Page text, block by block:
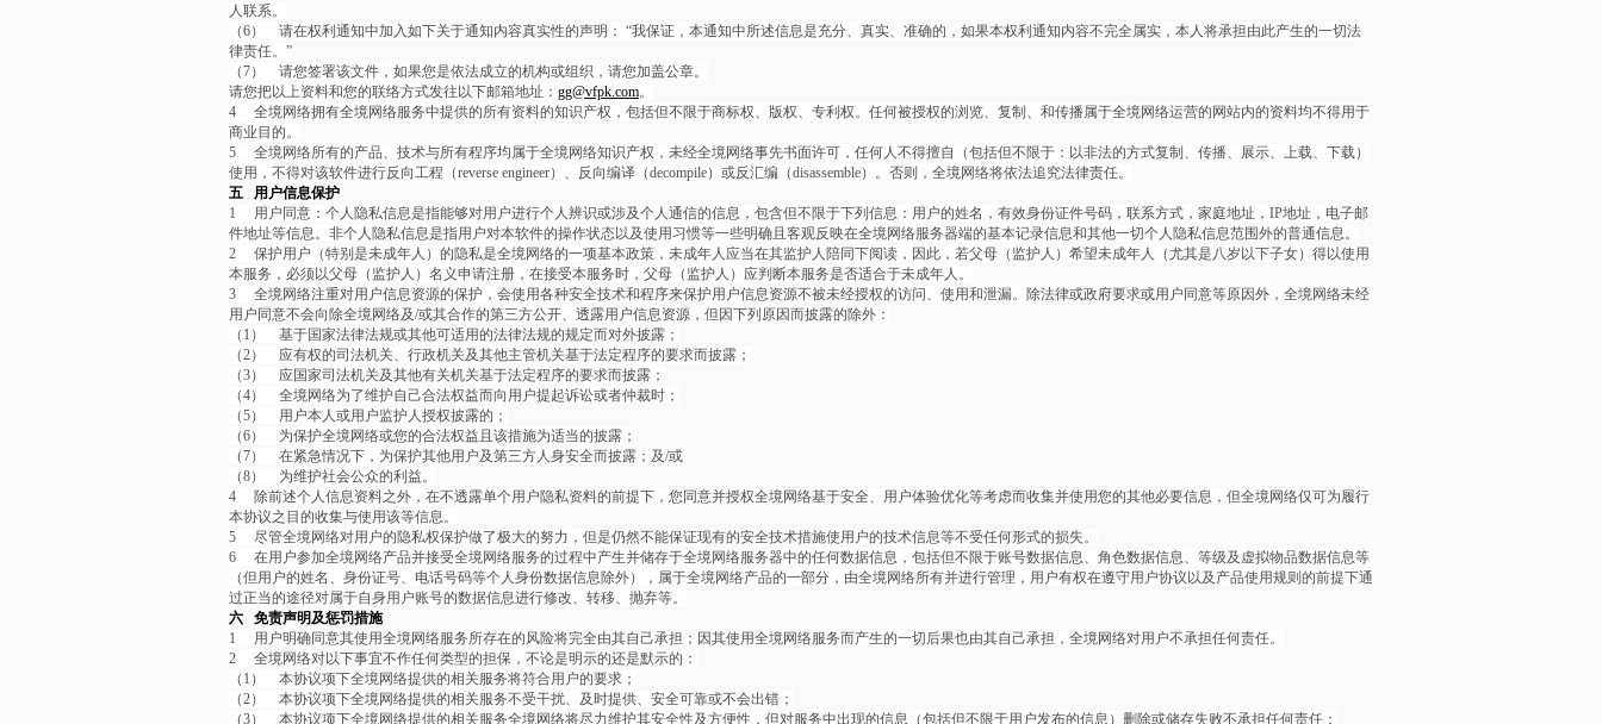
人联系。
（6）
请在权利通知中加入如下关于通知内容真实性的声明： “我保证，本通知中所述信息是充分、真实、准确的，如果本权利通知内容不完全属实，本人将承担由此产生的一切法
律责任。”
（7）
请您签署该文件，如果您是依法成立的机构或组织，请您加盖公章。
请您把以上资料和您的联络方式发往以下邮箱地址： gg@vfpk.com。
4
全境网络拥有全境网络服务中提供的所有资料的知识产权，包括但不限于商标权、版权、专利权。任何被授权的浏览、复制、和传播属于全境网络运营的网站内的资料均不得用于
商业目的。
5
全境网络所有的产品、技术与所有程序均属于全境网络知识产权，未经全境网络事先书面许可，任何人不得擅自（包括但不限于：以非法的方式复制、传播、展示、上载、下载）
使用，不得对该软件进行反向工程（reverse engineer）、反向编译（decompile）或反汇编（disassemble）。否则，全境网络将依法追究法律责任。
五 用户信息保护
1
用户同意：个人隐私信息是指能够对用户进行个人辨识或涉及个人通信的信息，包含但不限于下列信息：用户的姓名，有效身份证件号码，联系方式，家庭地址，IP地址，电子邮
件地址等信息。非个人隐私信息是指用户对本软件的操作状态以及使用习惯等一些明确且客观反映在全境网络服务器端的基本记录信息和其他一切个人隐私信息范围外的普通信息。
2
保护用户（特别是未成年人）的隐私是全境网络的一项基本政策，未成年人应当在其监护人陪同下阅读，因此，若父母（监护人）希望未成年人（尤其是八岁以下子女）得以使用
本服务，必须以父母（监护人）名义申请注册，在接受本服务时，父母（监护人）应判断本服务是否适合于未成年人。
3
全境网络注重对用户信息资源的保护，会使用各种安全技术和程序来保护用户信息资源不被未经授权的访问、使用和泄漏。除法律或政府要求或用户同意等原因外，全境网络未经
用户同意不会向除全境网络及/或其合作的第三方公开、透露用户信息资源，但因下列原因而披露的除外：
（1）
基于国家法律法规或其他可适用的法律法规的规定而对外披露；
（2）
应有权的司法机关、行政机关及其他主管机关基于法定程序的要求而披露；
（3）
应国家司法机关及其他有关机关基于法定程序的要求而披露；
（4）
全境网络为了维护自己合法权益而向用户提起诉讼或者仲裁时；
（5）
用户本人或用户监护人授权披露的；
（6）
为保护全境网络或您的合法权益且该措施为适当的披露；
（7）
在紧急情况下，为保护其他用户及第三方人身安全而披露；及/或
（8）
为维护社会公众的利益。
4
除前述个人信息资料之外，在不透露单个用户隐私资料的前提下，您同意并授权全境网络基于安全、用户体验优化等考虑而收集并使用您的其他必要信息，但全境网络仅可为履行
本协议之目的收集与使用该等信息。
5
尽管全境网络对用户的隐私权保护做了极大的努力，但是仍然不能保证现有的安全技术措施使用户的技术信息等不受任何形式的损失。
6
在用户参加全境网络产品并接受全境网络服务的过程中产生并储存于全境网络服务器中的任何数据信息，包括但不限于账号数据信息、角色数据信息、等级及虚拟物品数据信息等
（但用户的姓名、身份证号、电话号码等个人身份数据信息除外），属于全境网络产品的一部分，由全境网络所有并进行管理，用户有权在遵守用户协议以及产品使用规则的前提下通
过正当的途径对属于自身用户账号的数据信息进行修改、转移、抛弃等。
六 免责声明及惩罚措施
1
用户明确同意其使用全境网络服务所存在的风险将完全由其自己承担；因其使用全境网络服务而产生的一切后果也由其自己承担，全境网络对用户不承担任何责任。
2
全境网络对以下事宜不作任何类型的担保，不论是明示的还是默示的：
（1）
本协议项下全境网络提供的相关服务将符合用户的要求；
（2）
本协议项下全境网络提供的相关服务不受干扰、及时提供、安全可靠或不会出错；
（3）
本协议项下全境网络提供的相关服务全境网络将尽力维护其安全性及方便性，但对服务中出现的信息（包括但不限于用户发布的信息）删除或储存失败不承担任何责任；